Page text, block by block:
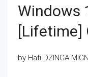
Windows
[Lifetime]
by Hati DZINGA